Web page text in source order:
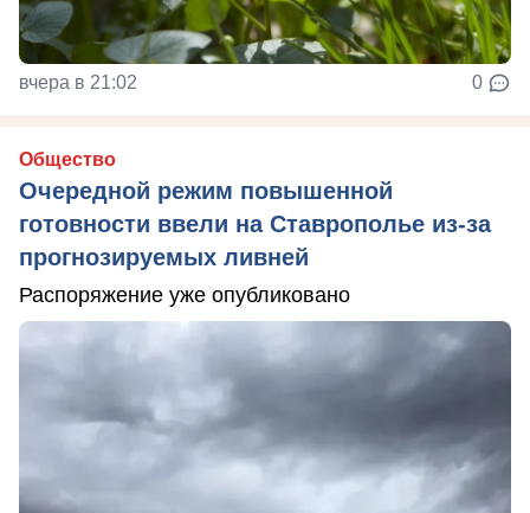
вчера в 21:02 0
Общество
Очередной режим повышенной
готовности ввели на Ставрополье из-за
прогнозируемых ливней
Распоряжение уже опубликовано